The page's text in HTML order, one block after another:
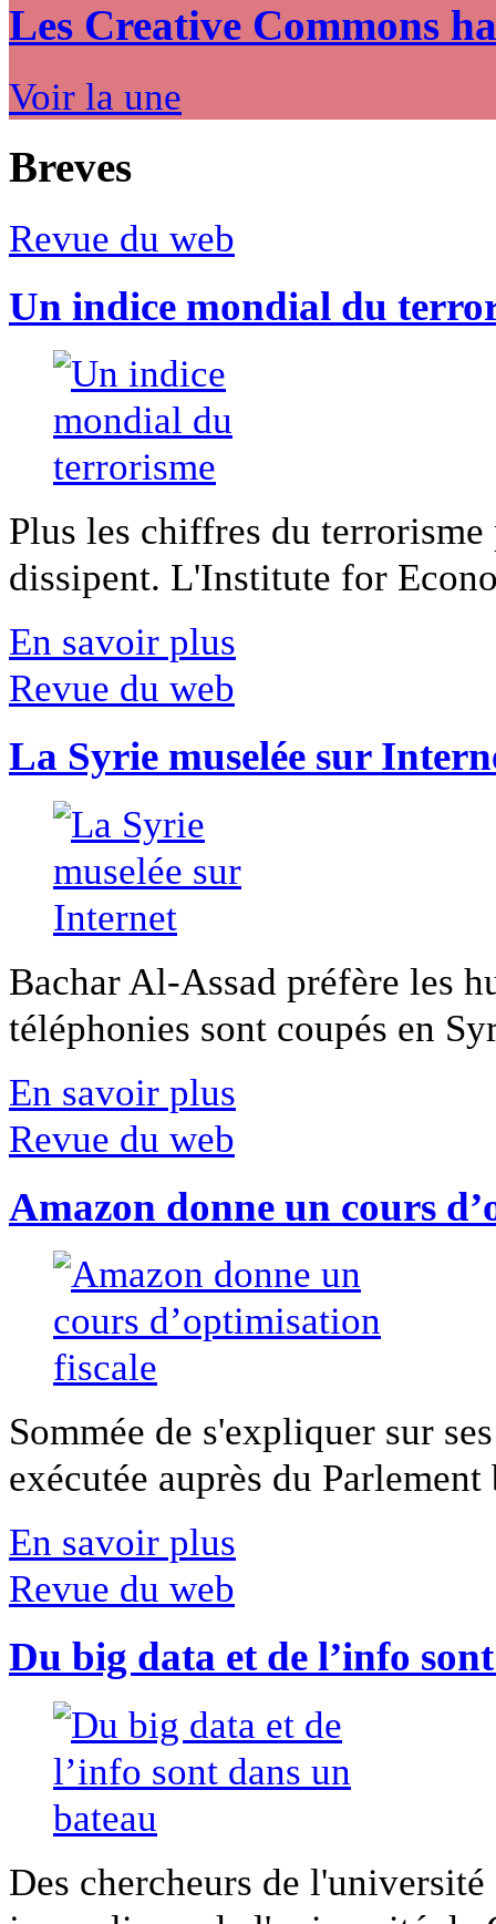
Les Creative Commons
Voir la une
Breves
Revue du web
Un indice mondial du
Plus les chiffres du
dissipent. L'Institute for
En savoir plus
Revue du web
La Syrie muselée sur
Bachar Al-Assad préfère les
téléphonies sont coupés en
En savoir plus
Revue du web
Amazon donne un cours
Sommée de s'expliquer sur
exécutée auprès du
En savoir plus
Revue du web
Du big data et de l’info
Des chercheurs de